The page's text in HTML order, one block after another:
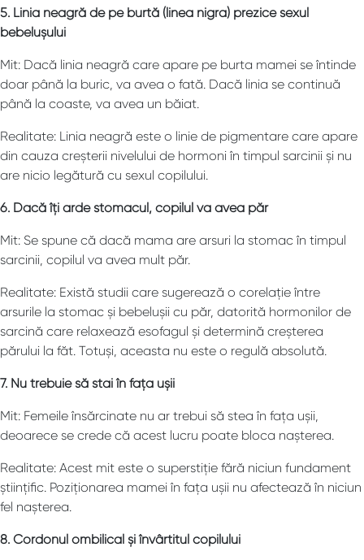
5. Linia neagră de pe burtă (linea nigra) prezice sexul
bebelușului
Mit: Dacă linia neagră care apare pe burta mamei se întinde
doar până la buric, va avea o fată. Dacă linia se continuă
până la coaste, va avea un băiat.
Realitate: Linia neagră este o linie de pigmentare care apare
din cauza creșterii nivelului de hormoni în timpul sarcinii și nu
are nicio legătură cu sexul copilului.
6. Dacă îți arde stomacul, copilul va avea păr
Mit: Se spune că dacă mama are arsuri la stomac în timpul
sarcinii, copilul va avea mult păr.
Realitate: Există studii care sugerează o corelație între
arsurile la stomac și bebelușii cu păr, datorită hormonilor de
sarcină care relaxează esofagul și determină creșterea
părului la făt. Totuși, aceasta nu este o regulă absolută.
7. Nu trebuie să stai în fața ușii
Mit: Femeile însărcinate nu ar trebui să stea în fața ușii,
deoarece se crede că acest lucru poate bloca nașterea.
Realitate: Acest mit este o superstiție fără niciun fundament
științific. Poziționarea mamei în fața ușii nu afectează în niciun
fel nașterea.
8. Cordonul ombilical și învârtitul copilului